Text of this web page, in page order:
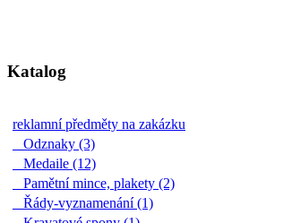
Katalog
reklamní předměty na zakázku
Odznaky (3)
Medaile (12)
Pamětní mince, plakety (2)
Řády-vyznamenání (1)